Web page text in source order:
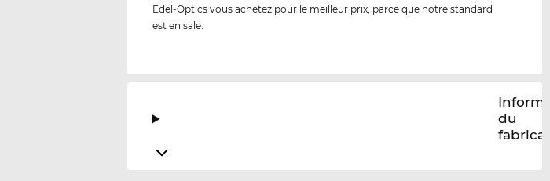
Edel-Optics vous achetez pour le meilleur prix, parce que notre standard
est en sale.
du